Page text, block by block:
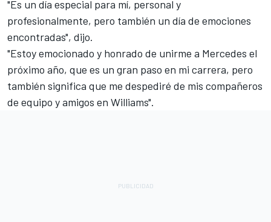
"Es un día especial para mí, personal y
profesionalmente, pero también un día de emociones
encontradas", dijo.
"Estoy emocionado y honrado de unirme a Mercedes el
próximo año, que es un gran paso en mi carrera, pero
también significa que me despediré de mis compañeros
de equipo y amigos en Williams".